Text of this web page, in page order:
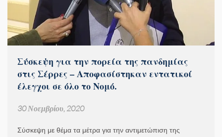
Σύσκεψη για την πορεία της πανδημίας
στις Σέρρες – Αποφασίστηκαν εντατικοί
έλεγχοι σε όλο το Νομό.
30 Νοεμβρίου, 2020
Σύσκεψη με θέμα τα μέτρα για την αντιμετώπιση της